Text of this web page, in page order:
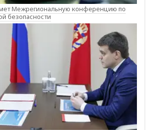
Межрегиональную конференцию по
безопасности